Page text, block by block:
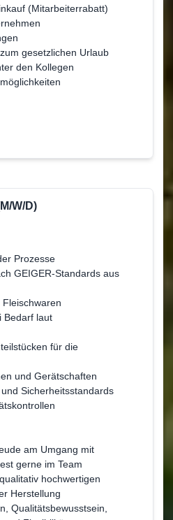
(Mitarbeiterrabatt)
gesetzlichen Urlaub
den Kollegen
W/D)
Prozesse
GEIGER-Standards aus
Bedarf laut
für die
und Gerätschaften
Sicherheitsstandards
am Umgang mit
gerne im Team
hochwertigen
Herstellung
Qualitätsbewusstsein,